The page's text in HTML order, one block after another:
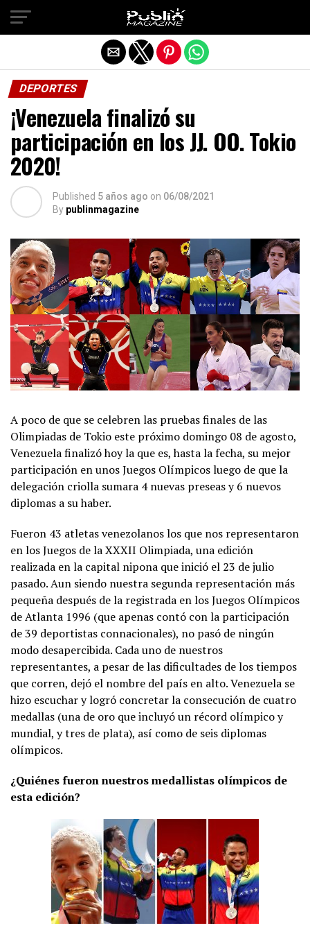
DEPORTES
¡Venezuela finalizó su
participación en los JJ. OO. Tokio
2020!
Published 5 años ago on 06/08/2021
By publinmagazine
A poco de que se celebren las pruebas finales de las
Olimpiadas de Tokio este próximo domingo 08 de agosto,
Venezuela finalizó hoy la que es, hasta la fecha, su mejor
participación en unos Juegos Olímpicos luego de que la
delegación criolla sumara 4 nuevas preseas y 6 nuevos
diplomas a su haber.
Fueron 43 atletas venezolanos los que nos representaron
en los Juegos de la XXXII Olimpiada, una edición
realizada en la capital nipona que inició el 23 de julio
pasado. Aun siendo nuestra segunda representación más
pequeña después de la registrada en los Juegos Olímpicos
de Atlanta 1996 (que apenas contó con la participación
de 39 deportistas connacionales), no pasó de ningún
modo desapercibida. Cada uno de nuestros
representantes, a pesar de las dificultades de los tiempos
que corren, dejó el nombre del país en alto. Venezuela se
hizo escuchar y logró concretar la consecución de cuatro
medallas (una de oro que incluyó un récord olímpico y
mundial, y tres de plata), así como de seis diplomas
olímpicos.
¿Quiénes fueron nuestros medallistas olímpicos de
esta edición?
Salir de la versión móvil